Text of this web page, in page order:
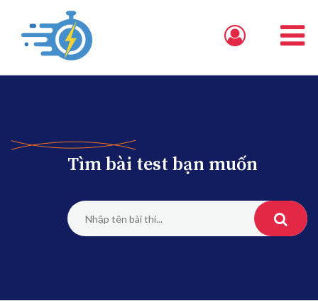
Tìm bài test bạn muốn